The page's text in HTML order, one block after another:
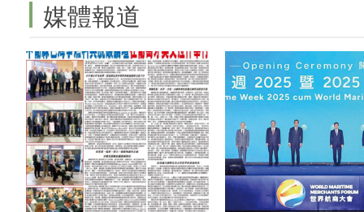
媒體報道